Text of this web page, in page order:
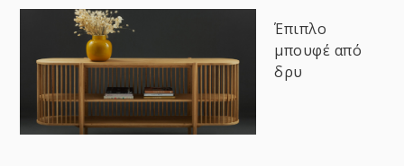
Έπιπλο
μπουφέ από
δρυ